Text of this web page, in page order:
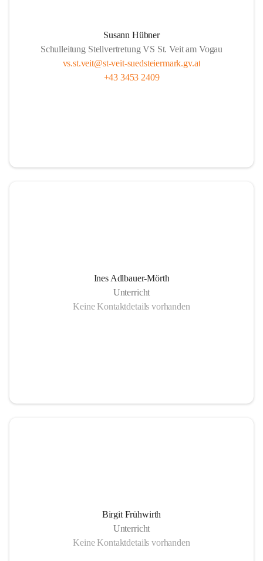
Susann Hübner
Schulleitung Stellvertretung VS St. Veit am Vogau
vs.st.veit@st-veit-suedsteiermark.gv.at
+43 3453 2409
Ines Adlbauer-Mörth
Unterricht
Keine Kontaktdetails vorhanden
Birgit Frühwirth
Unterricht
Keine Kontaktdetails vorhanden